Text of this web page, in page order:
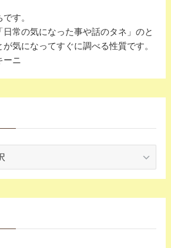
す。
常の気になった事や話のタネ」のと
気になってすぐに調べる性質です。
ーニ